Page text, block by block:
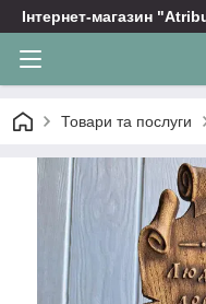
Інтернет-магазин
Товари та послуги